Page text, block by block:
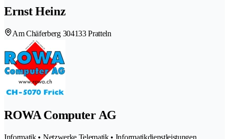
Ernst Heinz
Am Chäferberg 304133 Pratteln
ROWA Computer AG
Informatik • Netzwerke Telematik • Informatikdienstleistungen